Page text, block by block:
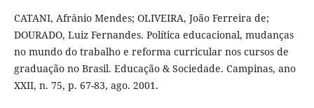
CATANI, Afrânio Mendes; OLIVEIRA, João Ferreira de;
DOURADO, Luiz Fernandes. Política educacional, mudanças
no mundo do trabalho e reforma curricular nos cursos de
graduação no Brasil. Educação & Sociedade. Campinas, ano
XXII, n. 75, p. 67-83, ago. 2001.